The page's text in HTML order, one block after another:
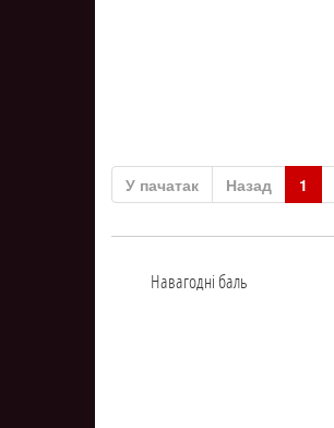
У пачатак Назад 1
Навагоднi баль